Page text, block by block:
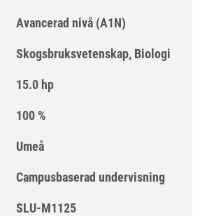
Avancerad nivå (A1N)
Skogsbruksvetenskap, Biologi
15.0 hp
100 %
Umeå
Campusbaserad undervisning
SLU-M1125